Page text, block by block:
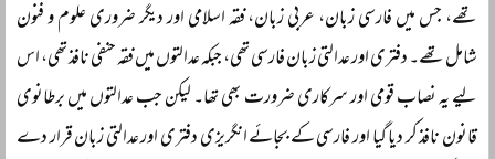
تھے، جس میں فارسی زبان، عربی زبان، فقہ اسلامی اور دیگر ضروری علوم و فنون
شامل تھے۔ دفتری اور عدالتی زبان فارسی تھی، جبکہ عدالتوں میں فقہ حنفی نافذ تھی، اس
لیے یہ نصاب قومی اور سرکاری ضرورت بھی تھا۔ لیکن جب عدالتوں میں برطانوی
قانون نافذ کر دیا گیا اور فارسی کے بجائے انگریزی دفتری اور عدالتی زبان قرار دے